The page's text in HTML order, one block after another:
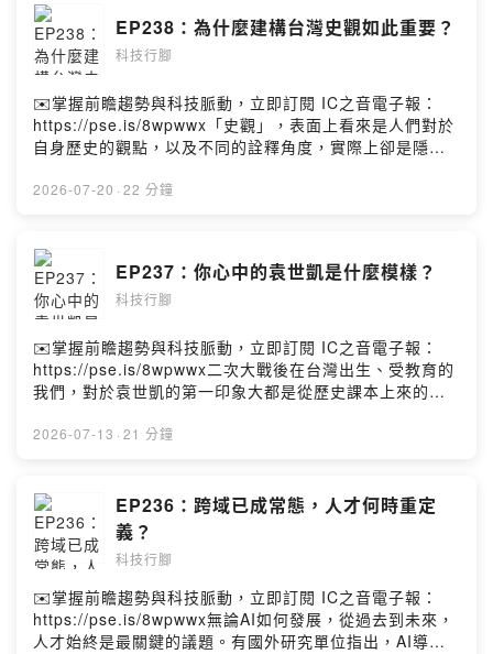
https://www.facebook.com/hwangchinyeong
EP238：為什麼建構台灣史觀如此重要？
科技行腳
✉️掌握前瞻趨勢與科技脈動，立即訂閱 IC之音電子報：
https://pse.is/8wpwwx「史觀」，表面上看來是人們對於
自身歷史的觀點，以及不同的詮釋角度，實際上卻是隱藏
「我們從哪裡來」以及「我們要往哪裡去」。更重要的
是什麼樣的存在？黃欽勇Facebook
https://www.facebook.com/hwangchinyeong
2026-07-20 · 22 分鐘
EP237：你心中的袁世凱是什麼模樣？
科技行腳
✉️掌握前瞻趨勢與科技脈動，立即訂閱 IC之音電子報：
https://pse.is/8wpwwx二次大戰後在台灣出生、受教育的
我們，對於袁世凱的第一印象大都是從歷史課本上來的：
會被軍閥割據……。很多人小時候的第一印象，還可能一
有極大的差距。黃欽勇Facebook
https://www.facebook.com/hwangchinyeong
2026-07-13 · 21 分鐘
EP236：跨域已成常態，人才何時重定
義？
科技行腳
✉️掌握前瞻趨勢與科技脈動，立即訂閱 IC之音電子報：
https://pse.is/8wpwwx無論AI如何發展，從過去到未來，
人才始終是最關鍵的議題。有國外研究單位指出，AI導入